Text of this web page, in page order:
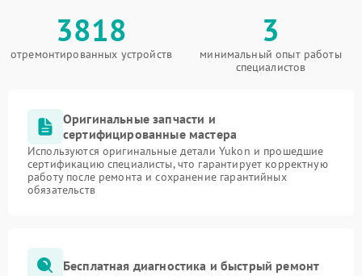
3818
отремонтированных устройств
3
минимальный опыт работы
специалистов
Оригинальные запчасти и
сертифицированные мастера
Используются оригинальные детали Yukon и прошедшие
сертификацию специалисты, что гарантирует корректную
работу после ремонта и сохранение гарантийных
обязательств
Бесплатная диагностика и быстрый ремонт